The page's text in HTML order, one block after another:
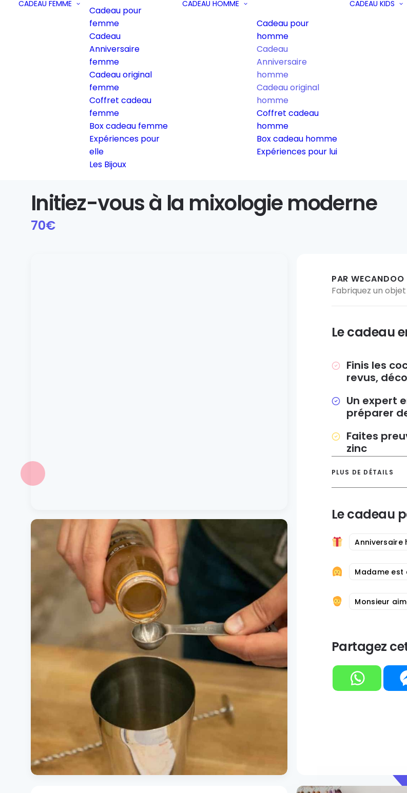
CADEAU FEMME
Cadeau pour
femme
Cadeau
Anniversaire
femme
Cadeau original
femme
Coffret cadeau
femme
Box cadeau femme
Expériences pour
elle
Les Bijoux
CADEAU HOMME
Cadeau pour
homme
Cadeau
Anniversaire
homme
Cadeau original
homme
Coffret cadeau
homme
Box cadeau homme
Expériences pour lui
CADEAU KIDS
Initiez-vous à la mixologie moderne
70€
PAR WECANDOO
Fabriquez un
Le cadeau
Finis les
revus,
Un expert
préparer
Faites
zinc
PLUS DE DÉTAILS
Le cadeau
Anniversaire
Madame est
Monsieur
Partagez